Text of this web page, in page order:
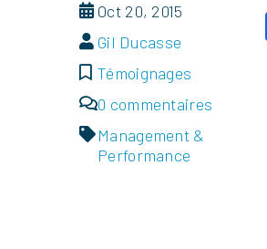
Oct 20, 2015
Gil Ducasse
Témoignages
0 commentaires
Management &
Performance